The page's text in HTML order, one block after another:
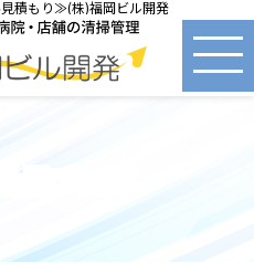
積もり≫(株)福岡ビル開発
長ブログ